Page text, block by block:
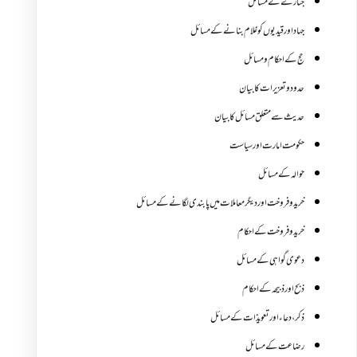
جہاد اور قیدیوں کو غلام بنانے کے مسائل
حج کے احکام ومسائل
حدود و تعزیرات کا بیان
حدیث سے متعلق مسائل کا بیان
حکومت امارت اور سیاست
حوالہ کے مسائل
خرید و فروخت اور دیگر معاملات میں پابندی لگانے کے مسائل
خرید و فروخت کے احکام
دعوی گواہی کے مسائل
ذبح اور ذبیحہ کے احکام
ذکر،دعاء اور تعویذات کے مسائل
رضاعت کے مسائل